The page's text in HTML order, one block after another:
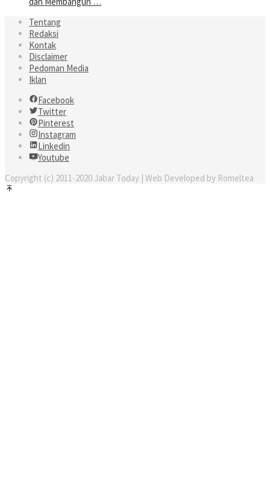
Tentang
Redaksi
Kontak
Disclaimer
Pedoman Media
Iklan
Facebook
Twitter
Pinterest
Instagram
Linkedin
Youtube
Copyright (c) 2011-2020 Jabar Today | Web Developed by Romeltea